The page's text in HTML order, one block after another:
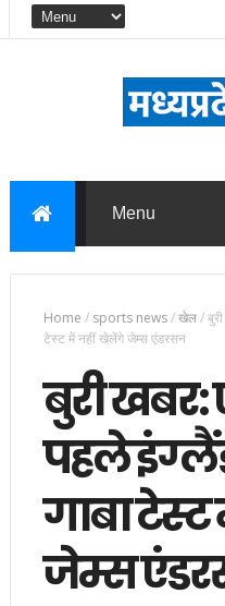
Home / sports news/खेल/
टेस्ट में नहीं खेलेंगे जेम्स एंडरसन
बुरी
पहले
गाबा
जेम्स